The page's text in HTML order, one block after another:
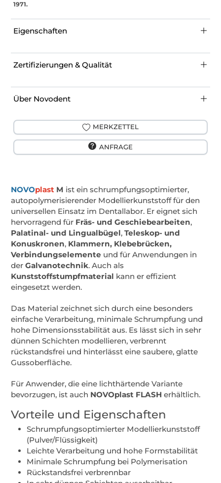
1971.
Eigenschaften
Zertifizierungen & Qualität
Über Novodent
MERKZETTEL
ANFRAGE
NOVOplastM ist ein schrumpfungsoptimierter,
autopolymerisierender Modellierkunststoff für den
universellen Einsatz im Dentallabor. Er eignet sich
hervorragend für Fräs- und Geschiebearbeiten,
Palatinal- und Lingualbügel, Teleskop- und
Konuskronen, Klammern, Klebebrücken,
Verbindungselemente und für Anwendungen in
der Galvanotechnik. Auch als
Kunststoffstumpfmaterial kann er effizient
eingesetzt werden.
Das Material zeichnet sich durch eine besonders
einfache Verarbeitung, minimale Schrumpfung und
hohe Dimensionsstabilität aus. Es lässt sich in sehr
dünnen Schichten modellieren, verbrennt
rückstandsfrei und hinterlässt eine saubere, glatte
Gussoberfläche.
Für Anwender, die eine lichthärtende Variante
bevorzugen, ist auch NOVOplast FLASH erhältlich.
Vorteile und Eigenschaften
Schrumpfungsoptimierter Modellierkunststoff
(Pulver/Flüssigkeit)
Leichte Verarbeitung und hohe Formstabilität
Minimale Schrumpfung bei Polymerisation
Rückstandsfrei verbrennbar